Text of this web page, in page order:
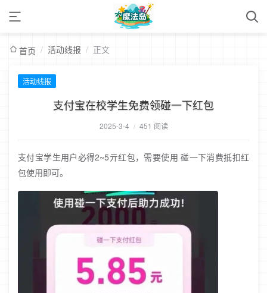
首页 / 活动线报 / 正文
活动线报
支付宝在校学生免费领碰一下红包
2025-3-4 / 451 阅读
支付宝学生用户必得2~5亓红包，需要使用 碰一下消费抵扣红
包使用即可。